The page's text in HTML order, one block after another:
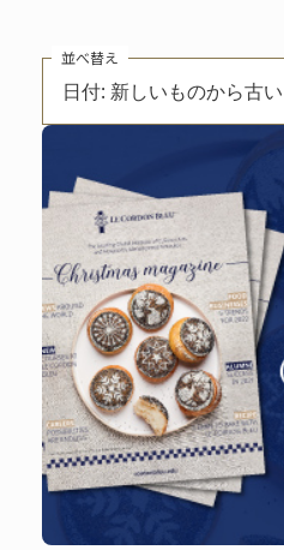
日付: 新しいものから古
並べ替え